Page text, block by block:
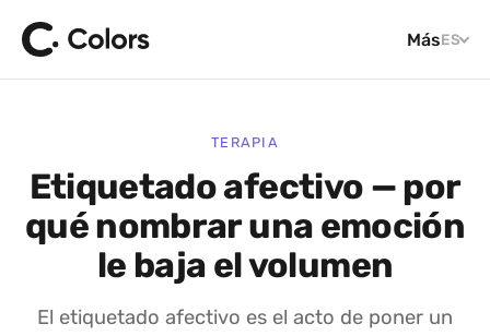
MásES
TERAPIA
Etiquetado afectivo — por
qué nombrar una emoción
le baja el volumen
El etiquetado afectivo es el acto de poner un